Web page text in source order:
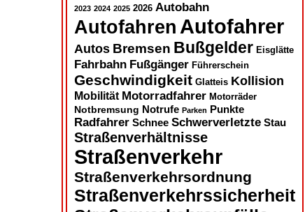
2023 2024 2025 2026 Autobahn
Autofahren Autofahrer
Autos Bremsen Bußgelder Eisglätte
Fahrbahn Fußgänger Führerschein
Geschwindigkeit Glatteis Kollision
Mobilität Motorradfahrer Motorräder
Notbremsung Notrufe Parken Punkte
Radfahrer Schnee Schwerverletzte Stau
Straßenverhältnisse
Straßenverkehr
Straßenverkehrsordnung
Straßenverkehrssicherheit